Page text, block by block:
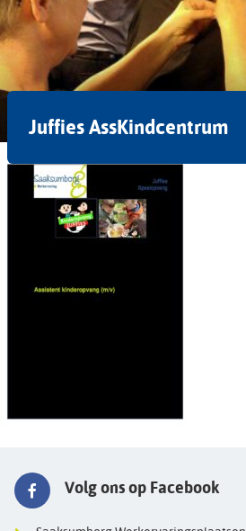
Juffies AssKindcentrum
Volg ons op Facebook